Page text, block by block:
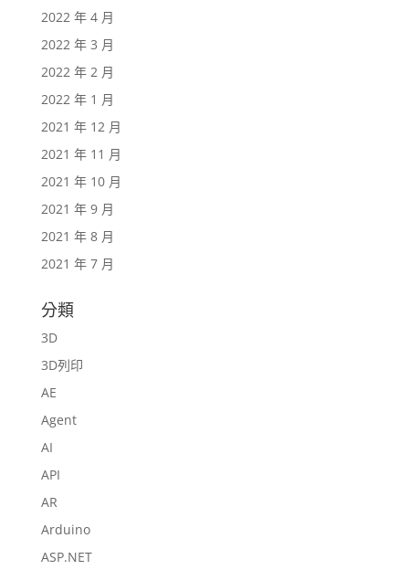
2022 年 4 月
2022 年 3 月
2022 年 2 月
2022 年 1 月
2021 年 12 月
2021 年 11 月
2021 年 10 月
2021 年 9 月
2021 年 8 月
2021 年 7 月
分類
3D
3D列印
AE
Agent
AI
API
AR
Arduino
ASP.NET